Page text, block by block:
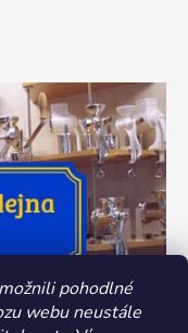
pohodlné
webu neustále